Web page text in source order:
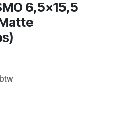
6,5x15,5